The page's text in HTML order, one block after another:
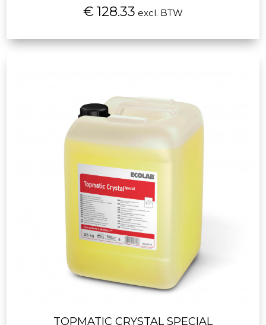
€ 128.33 excl. BTW
TOPMATIC CRYSTAL SPECIAL